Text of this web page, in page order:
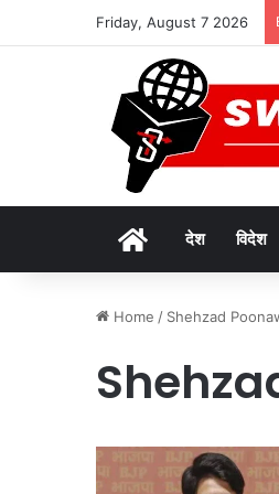
Friday, August 7 2026
Homeदेश विदेश
Home / Shehzad